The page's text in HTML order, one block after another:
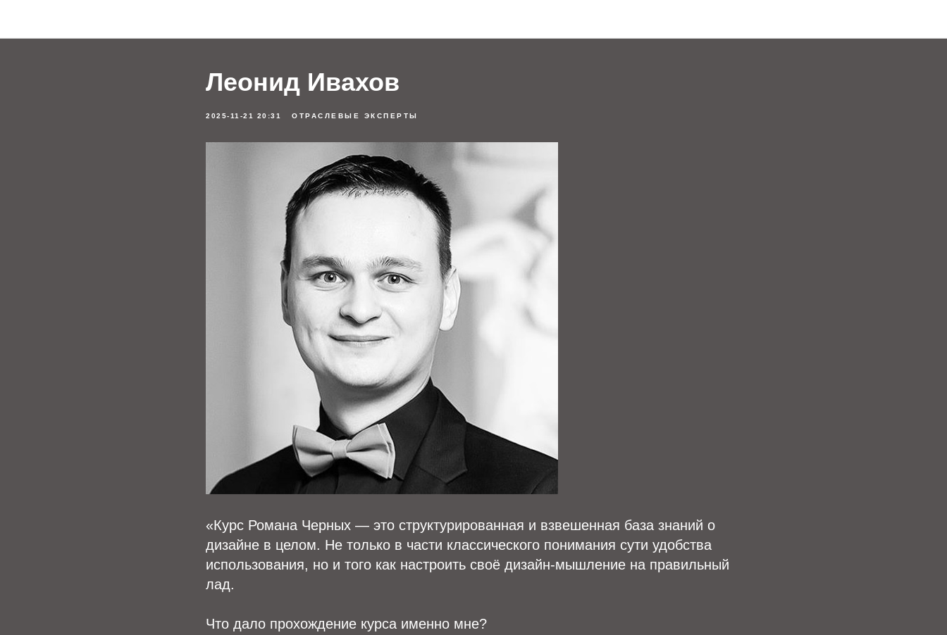
Леонид Ивахов
2025-11-21 20:31 ОТРАСЛЕВЫЕ ЭКСПЕРТЫ
«Курс Романа Черных — это структурированная и взвешенная база знаний о
дизайне в целом. Не только в части классического понимания сути удобства
использования, но и того как настроить своё дизайн-мышление на правильный
лад.
Что дало прохождение курса именно мне?